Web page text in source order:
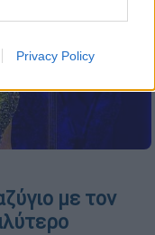
Privacy Policy
με τον